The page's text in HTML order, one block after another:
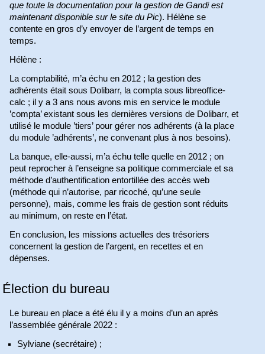
que toute ladocumentation pour la gestion de Gandi est
maintenant disponible sur le site du Pic). Hélène se
contente en gros d’y envoyer de l’argent de temps en
temps.
Hélène :
La comptabilité, m’a échu en 2012 ; la gestion des
adhérents était sous Dolibarr, la compta sous libreoffice-
calc ; il y a 3 ans nous avons mis en service le module
’compta’ existant sous les dernières versions de Dolibarr, et
utilisé le module ’tiers’ pour gérer nos adhérents (à la place
du module ’adhérents’, ne convenant plus à nos besoins).
La banque, elle-aussi, m’a échu telle quelle en 2012 ; on
peut reprocher à l’enseigne sa politique commerciale et sa
méthode d’authentification entortillée des accès web
(méthode qui n’autorise, par ricoché, qu’une seule
personne), mais, comme les frais de gestion sont réduits
au minimum, on reste en l’état.
En conclusion, les missions actuelles des trésoriers
concernent la gestion de l’argent, en recettes et en
dépenses.
Élection du bureau
Le bureau en place a été élu il y a moins d’un an après
l’assemblée générale 2022 :
Sylviane (secrétaire) ;